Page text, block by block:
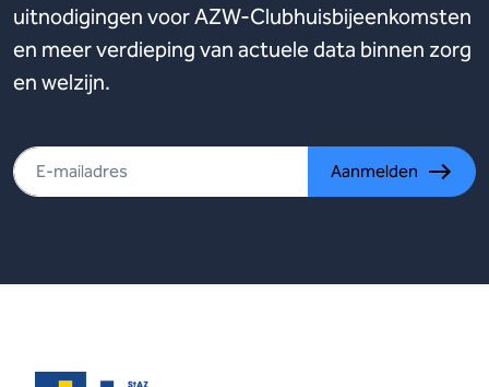
uitnodigingen voor AZW-Clubhuisbijeenkomsten
en meer verdieping van actuele data binnen zorg
en welzijn.
Aanmelden